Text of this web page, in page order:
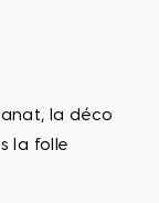
la déco
la folle